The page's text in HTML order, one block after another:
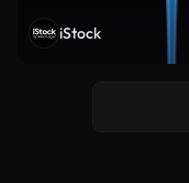
iStock